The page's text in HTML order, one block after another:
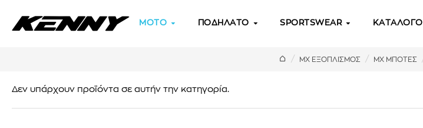
MOTO ΠΟΔΗΛΑΤΟ SPORTSWEAR ΚΑΤΑΛΟΓΟΙ
ΜΧ ΕΞΟΠΛΙΣΜΟΣ MX ΜΠΟΤΕΣ
Δεν υπάρχουν προϊόντα σε αυτήν την κατηγορία.